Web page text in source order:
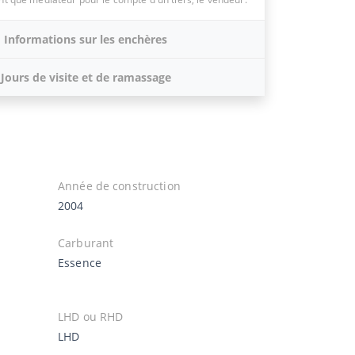
Informations sur les enchères
Jours de visite et de ramassage
Année de construction
2004
Carburant
Essence
LHD ou RHD
LHD